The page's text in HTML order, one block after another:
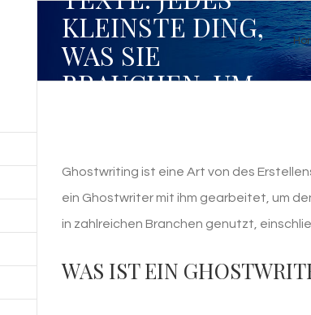
KLEINSTE DING,
WAS SIE
BRAUCHEN, UM
Ghostwriting ist eine Art von des
ein Ghostwriter mit ihm gearbeitet, um
in zahlreichen Branchen genutzt,
WAS IST EIN